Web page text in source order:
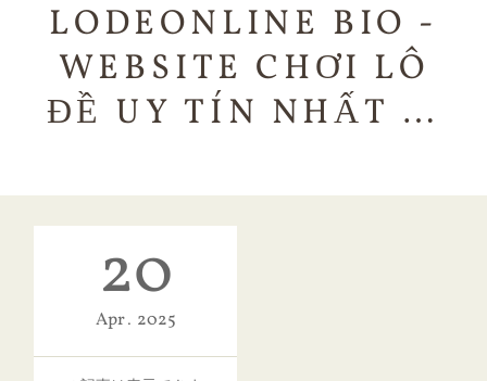
LODEONLINE BIO -
WEBSITE CHƠI LÔ
ĐỀ UY TÍN NHẤT …
20
Apr 2025